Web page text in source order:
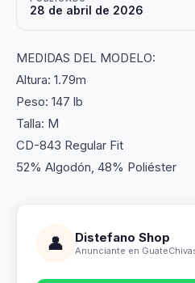
28 de abril de 2026
MEDIDAS DEL MODELO:
Altura: 1.79m
Peso: 147 lb
Talla: M
CD-843 Regular Fit
52% Algodón, 48% Poliéster
👤 Distefano Shop
Anunciante en